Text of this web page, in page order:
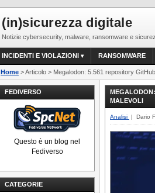
(in)sicurezza digitale
Notizie cybersecurity, malware, ransomware e
INCIDENTI E VIOLAZIONI RANSOMWARE
Home > Articolo > Megalodon: 5.561 repository
FEDIVERSO
Questo è un blog nel
Fediverso
CATEGORIE
MALEVOLI
Analisi | Dario